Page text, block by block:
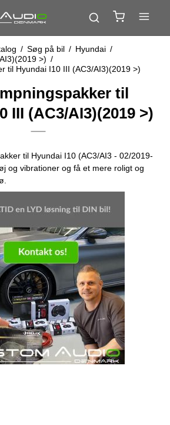
/ Søg på bil / Hyundai /
>) /
til Hyundai I10 III (AC3/AI3)(2019 >)
til
III (AC3/AI3)(2019 >)
til Hyundai I10 (AC3/AI3 - 02/2019-
og vibrationer og få et mere roligt og